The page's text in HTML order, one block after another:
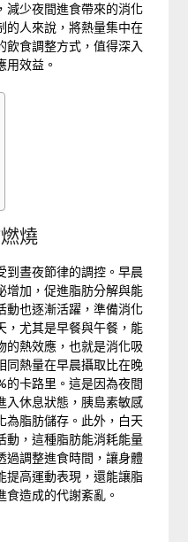
減少夜間進食帶來的消化
的人來說，將熱量集中在
飲食調整方式，值得深入
用效益。
燒
到晝夜節律的調控。早晨
增加，促進脂肪分解與能
動也逐漸活躍，準備消化
，尤其是早餐與午餐，能
的熱效應，也就是消化吸
同熱量在早晨攝取比在晚
的卡路里。這是因為夜間
入休息狀態，胰島素敏感
為脂肪儲存。此外，白天
動，這種脂肪能消耗能量
過調整進食時間，讓身體
提高運動表現，還能讓脂
造成的代謝紊亂。